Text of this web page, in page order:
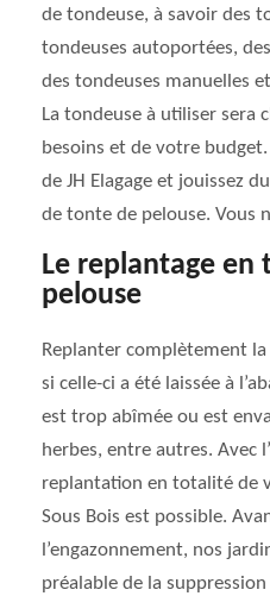
de tondeuse, à savoir des
tondeuses autoportées,
des tondeuses manuelles
La tondeuse à utiliser sera
besoins et de votre
de JH Elagage et jouissez
de tonte de pelouse. Vous
Le replantage en
pelouse
Replanter complètement
si celle-ci a été laissée à
est trop abîmée ou est
herbes, entre autres. Avec
replantation en totalité de
Sous Bois est possible.
l’engazonnement, nos
préalable de la